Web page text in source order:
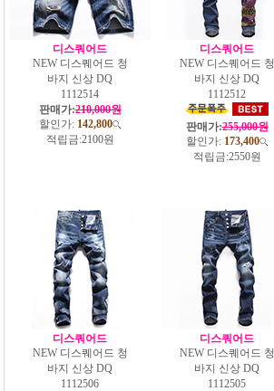
디스쿼어드
NEW 디스퀘어드 청
바지 신상 DQ
1112514
판매가:210,000원
할인가: 142,800
적립금:2100원
디스쿼어드
NEW 디스퀘어드 청
바지 신상 DQ
1112512
판매가:255,000원
할인가: 173,400
적립금:2550원
디스쿼어드
NEW 디스퀘어드 청
바지 신상 DQ
1112506
디스쿼어드
NEW 디스퀘어드 청
바지 신상 DQ
1112505